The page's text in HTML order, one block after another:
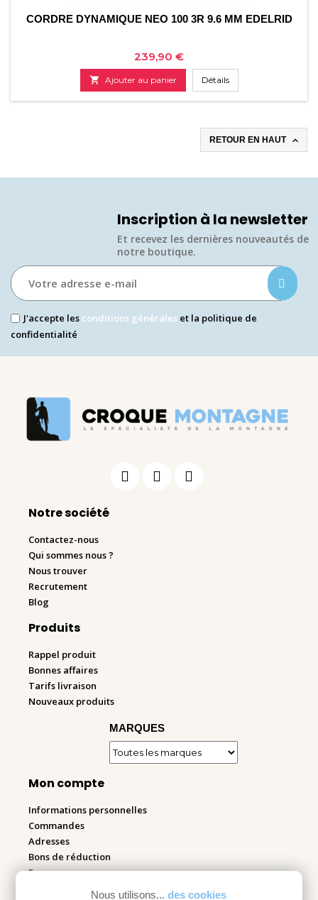
Nous utilisons... des cookies
CORDRE DYNAMIQUE NEO 100 3R 9.6 MM EDELRID
Prix
239,90 €
 Ajouter au panier Détails
RETOUR EN HAUT 
Inscription à la newsletter
Et recevez les dernières nouveautés de
notre boutique.​
J'accepte les conditions générales et la politique de
confidentialité
Notre société
Contactez-nous
Qui sommes nous ?
Nous trouver
Recrutement
Blog
Produits
Rappel produit
Bonnes affaires
Tarifs livraison
Nouveaux produits
MARQUES
Mon compte
Informations personnelles
Commandes
Adresses
Bons de réduction
Espace pro